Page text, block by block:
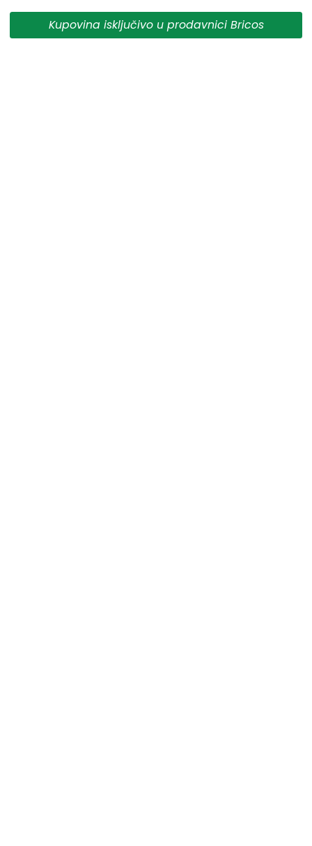
da su dostupni u svakom trenutku.
** Sve cene su sa uračunatim PDV-om, plaćanje se vrši
Kupovina isključivo u prodavnici Bricos